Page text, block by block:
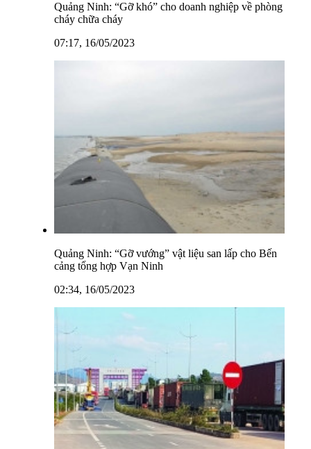
Quảng Ninh: “Gỡ khó” cho doanh nghiệp về phòng
cháy chữa cháy
07:17, 16/05/2023
Quảng Ninh: “Gỡ vướng” vật liệu san lấp cho Bến
cảng tổng hợp Vạn Ninh
02:34, 16/05/2023